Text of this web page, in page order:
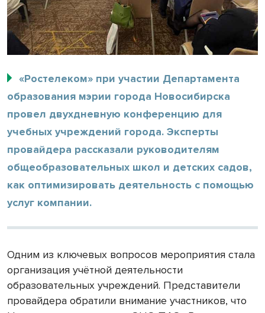
«Ростелеком» при участии Департамента
образования мэрии города Новосибирска
провел двухдневную конференцию для
учебных учреждений города. Эксперты
провайдера рассказали руководителям
общеобразовательных школ и детских садов,
как оптимизировать деятельность с помощью
услуг компании.
Одним из ключевых вопросов мероприятия стала
организация учётной деятельности
образовательных учреждений. Представители
провайдера обратили внимание участников, что